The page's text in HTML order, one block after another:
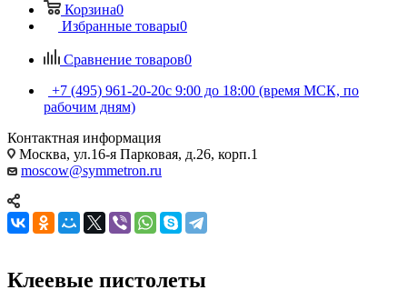
Корзина0
Избранные товары0
Сравнение товаров0
+7 (495) 961-20-20с 9:00 до 18:00 (время МСК, по
рабочим дням)
Контактная информация
Москва, ул.16-я Парковая, д.26, корп.1
moscow@symmetron.ru
Клеевые пистолеты